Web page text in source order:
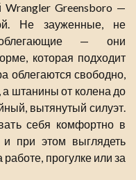
Wrangler Greensboro —
Не зауженные, не
— они
которая подходит
облегаются свободно,
штанины от колена до
вытянутый силуэт.
себя комфортно в
при этом выглядеть
прогулке или за